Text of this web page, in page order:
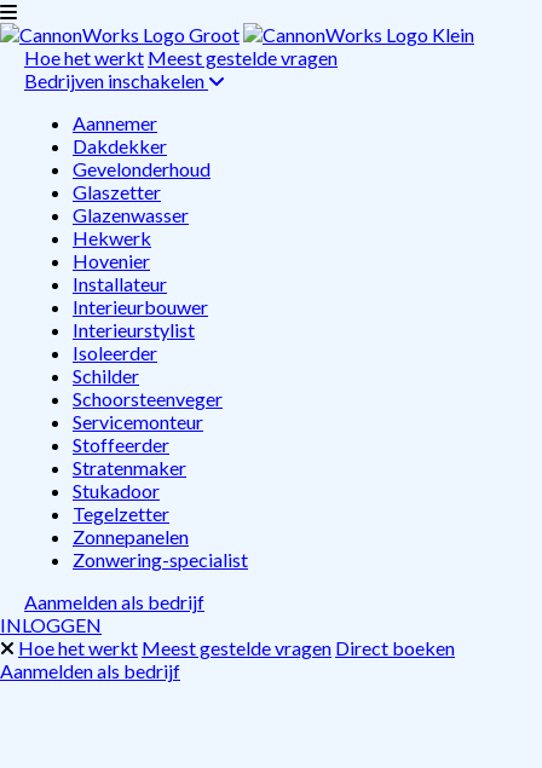
Hoe het werkt Meest gestelde vragen
Bedrijven inschakelen
Aannemer
Dakdekker
Gevelonderhoud
Glaszetter
Glazenwasser
Hekwerk
Hovenier
Installateur
Interieurbouwer
Interieurstylist
Isoleerder
Schilder
Schoorsteenveger
Servicemonteur
Stoffeerder
Stratenmaker
Stukadoor
Tegelzetter
Zonnepanelen
Zonwering-specialist
Aanmelden als bedrijf
INLOGGEN
Hoe het werkt Meest gestelde vragen Direct boeken
Aanmelden als bedrijf